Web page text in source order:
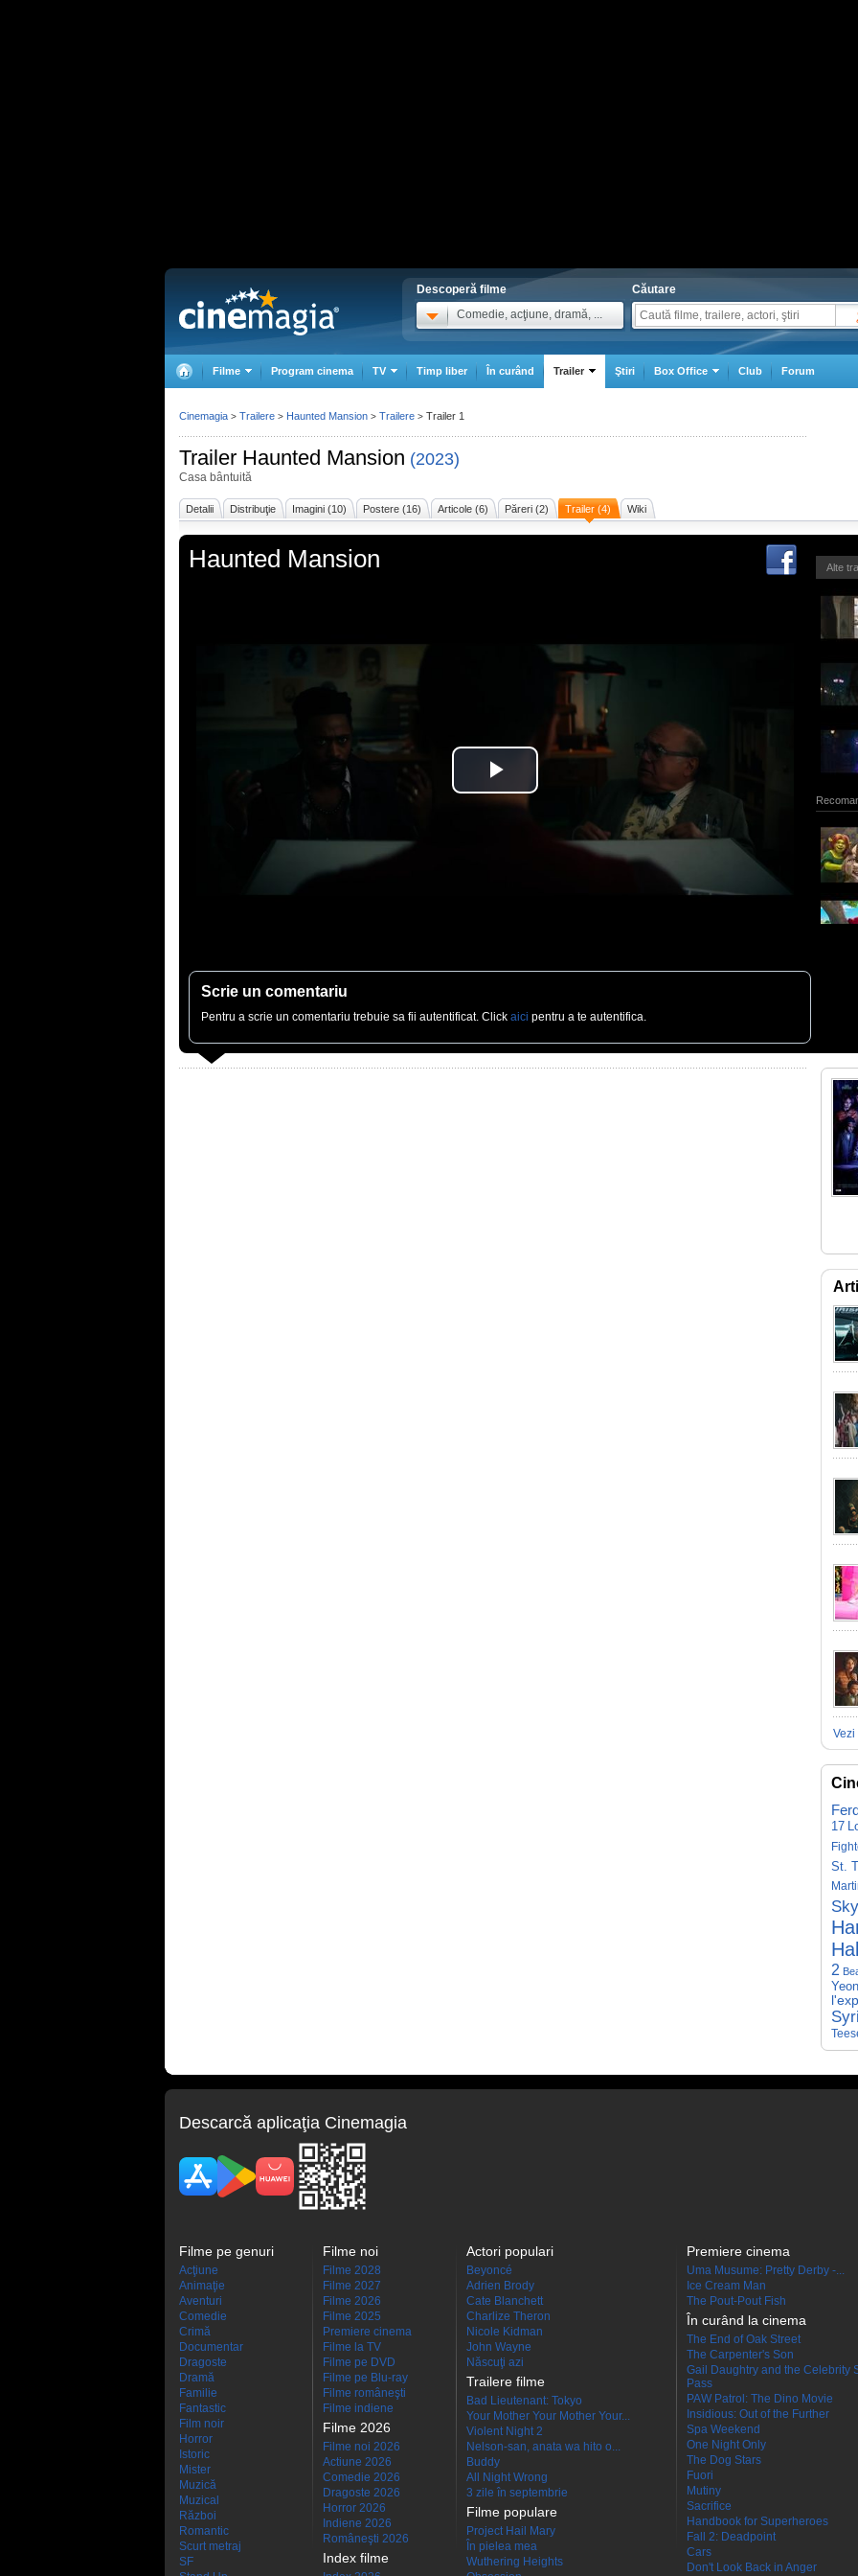
Descoperă filme
Comedie, acţiune, dramă, ...
Căutare
Filme Program cinema TV Timp liber În curând Trailer Ştiri Box Office Club Forum
Trailer Haunted Mansion (2023)
Casa bântuită
Detalii Distribuţie Imagini (10) Postere (16) Articole (6) Păreri (2) Trailer (4) Wiki
Haunted Mansion
Scrie un comentariu
Pentru a scrie un comentariu trebuie sa fii autentificat. Click aici pentru a te autentifica.
Alte
Vezi
17
St.
2
Cinemagia > Trailere > Haunted Mansion > Trailere > Trailer 1
Descarcă aplicaţia Cinemagia
Filme pe genuri
Acţiune
Animaţie
Aventuri
Comedie
Crimă
Documentar
Dragoste
Dramă
Familie
Fantastic
Film noir
Horror
Istoric
Mister
Muzică
Muzical
Război
Romantic
Scurt metraj
SF
Filme noi
Filme 2028
Filme 2027
Filme 2026
Filme 2025
Premiere cinema
Filme la TV
Filme pe DVD
Filme pe Blu-ray
Filme româneşti
Filme indiene
Filme 2026
Filme noi 2026
Actiune 2026
Comedie 2026
Dragoste 2026
Horror 2026
Indiene 2026
Româneşti 2026
Index filme
Actori populari
Beyoncé
Adrien Brody
Cate Blanchett
Charlize Theron
Nicole Kidman
John Wayne
Născuţi azi
Trailere filme
Bad Lieutenant: Tokyo
Your Mother Your Mother Your...
Violent Night 2
Nelson-san, anata wa hito o...
Buddy
All Night Wrong
3 zile în septembrie
Filme populare
Project Hail Mary
În pielea mea
Wuthering Heights
Premiere cinema
Uma Musume: Pretty Derby -...
Ice Cream Man
The Pout-Pout Fish
În curând la cinema
The End of Oak Street
The Carpenter's Son
Gail Daughtry and the Celebrity
Pass
PAW Patrol: The Dino Movie
Insidious: Out of the Further
Spa Weekend
One Night Only
The Dog Stars
Fuori
Mutiny
Sacrifice
Handbook for Superheroes
Fall 2: Deadpoint
Cars
Don't Look Back in Anger